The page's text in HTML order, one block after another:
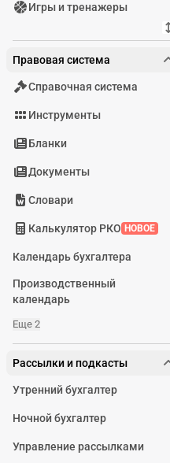
Игры и тренажеры
Правовая система
Справочная система
Инструменты
Бланки
Документы
Словари
Калькулятор РКО НОВОЕ
Календарь бухгалтера
Производственный
календарь
Еще 2
Рассылки и подкасты
Утренний бухгалтер
Ночной бухгалтер
Управление рассылками